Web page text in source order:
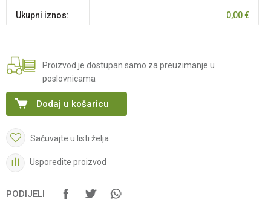
Ukupni iznos: 0,00€
Proizvod je dostupan samo za preuzimanje u
poslovnicama
Dodaj u košaricu
Sačuvajte u listi želja
Usporedite proizvod
PODIJELI